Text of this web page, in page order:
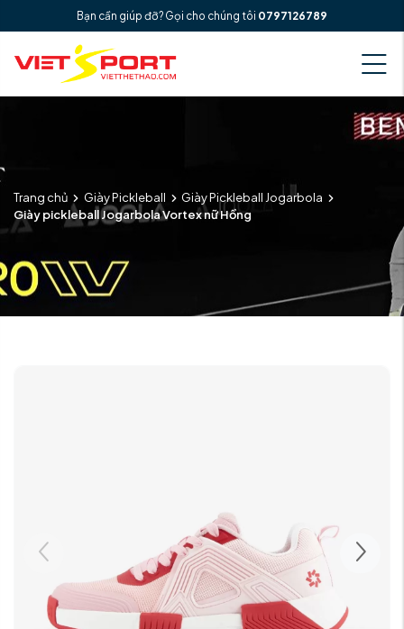
Bạn cần giúp đỡ? Gọi cho chúng tôi 0797126789
Trang chủ Giày Pickleball
Giày Pickleball Jogarbola
Giày pickleball Jogarbola Vortex nữ Hồng